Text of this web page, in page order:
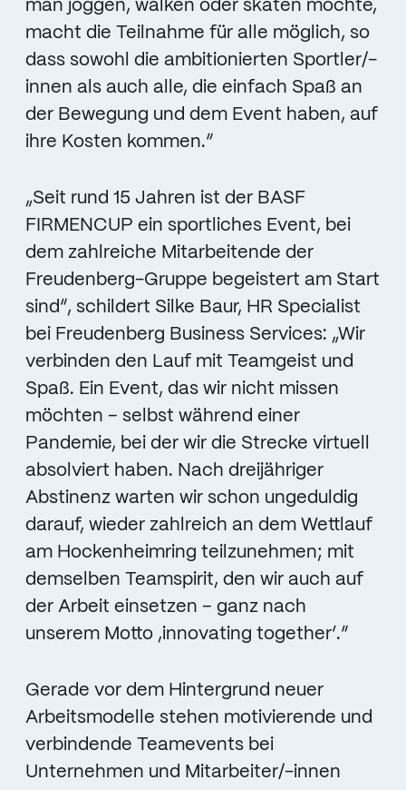
man joggen, walken oder skaten möchte,
macht die Teilnahme für alle möglich, so
dass sowohl die ambitionierten Sportler/-
innen als auch alle, die einfach Spaß an
der Bewegung und dem Event haben, auf
ihre Kosten kommen.“
„Seit rund 15 Jahren ist der BASF
FIRMENCUP ein sportliches Event, bei
dem zahlreiche Mitarbeitende der
Freudenberg-Gruppe begeistert am Start
sind“, schildert Silke Baur, HR Specialist
bei Freudenberg Business Services: „Wir
verbinden den Lauf mit Teamgeist und
Spaß. Ein Event, das wir nicht missen
möchten – selbst während einer
Pandemie, bei der wir die Strecke virtuell
absolviert haben. Nach dreijähriger
Abstinenz warten wir schon ungeduldig
darauf, wieder zahlreich an dem Wettlauf
am Hockenheimring teilzunehmen; mit
demselben Teamspirit, den wir auch auf
der Arbeit einsetzen – ganz nach
unserem Motto ,innovating together‘.“
Gerade vor dem Hintergrund neuer
Arbeitsmodelle stehen motivierende und
verbindende Teamevents bei
Unternehmen und Mitarbeiter/-innen